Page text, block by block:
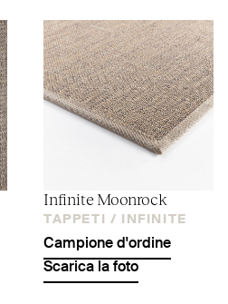
Infinite Moonrock
TAPPETI / INFINITE
Campione d'ordine
Scarica la foto